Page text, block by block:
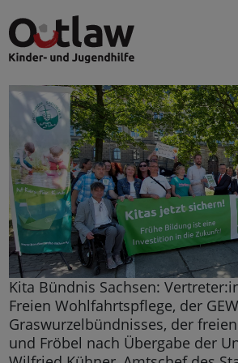
Kita Bündnis Sachsen:
Freien Wohlfahrtspflege, der
Graswurzelbündnisses, der
und Fröbel nach Übergabe der